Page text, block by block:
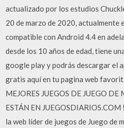
actualizado por los estudios
20 de marzo de 2020, actualmente
compatible con Android 4.4 en
desde los 10 años de edad, tiene
google play y podrás descargar el
gratis aquí en tu pagina web
MEJORES JUEGOS DE JUEGO
ESTÁN EN
la web líder de juegos de Juego de